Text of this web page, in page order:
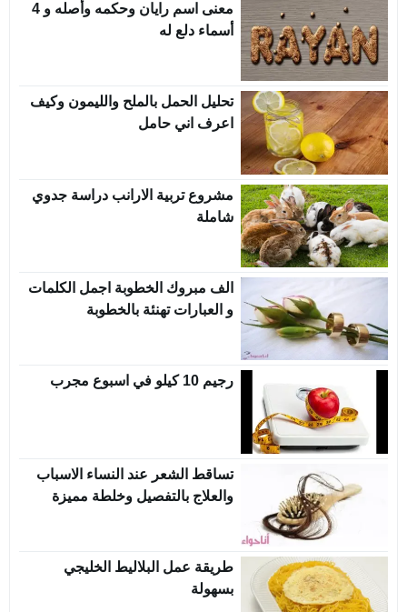
معنى اسم رايان وحكمه وأصله و 4
أسماء دلع له
تحليل الحمل بالملح والليمون وكيف
اعرف اني حامل
مشروع تربية الارانب دراسة جدوي
شاملة
الف مبروك الخطوبة اجمل الكلمات
و العبارات تهنئة بالخطوبة
رجيم 10 كيلو في اسبوع مجرب
تساقط الشعر عند النساء الاسباب
والعلاج بالتفصيل وخلطة مميزة
طريقة عمل البلاليط الخليجي
بسهولة